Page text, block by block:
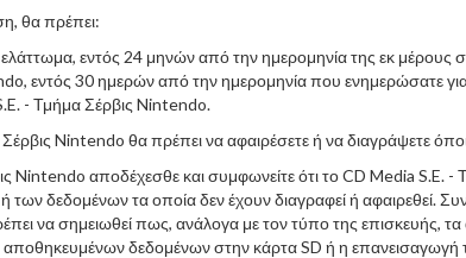
θα πρέπει:
εντός 24 μηνών από την ημερομηνία της εκ μέρους
εντός 30 ημερών από την ημερομηνία που ενημερώσατε
- Τμήμα Σέρβις Nintendo.
Nintendo θα πρέπει να αφαιρέσετε ή να διαγράψετε
αποδέχεσθε και συμφωνείτε ότι το CD Media S.E. -
δεδομένων τα οποία δεν έχουν διαγραφεί ή αφαιρεθεί.
να σημειωθεί πως, ανάλογα με τον τύπο της επισκευής,
αποθηκευμένων δεδομένων στην κάρτα SD ή η επανεισαγωγή